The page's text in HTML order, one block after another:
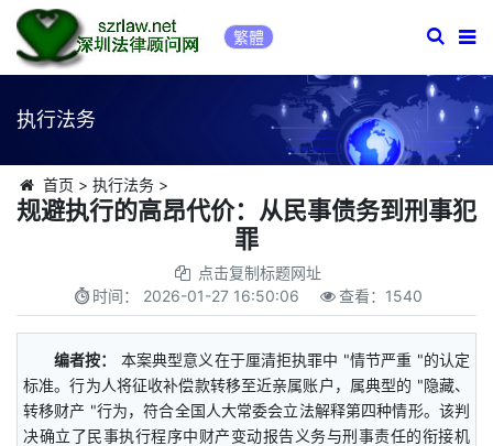
繁體
执行法务
首页 > 执行法务>
规避执行的高昂代价：从民事债务到刑事犯
罪
点击复制标题网址
时间： 2026-01-27 16:50:06 查看： 1540
编者按：
本案典型意义在于厘清拒执罪中 "情节严重 "的认定
标准。行为人将征收补偿款转移至近亲属账户，属典型的 "隐藏、
转移财产 "行为，符合全国人大常委会立法解释第四种情形。该判
决确立了民事执行程序中财产变动报告义务与刑事责任的衔接机